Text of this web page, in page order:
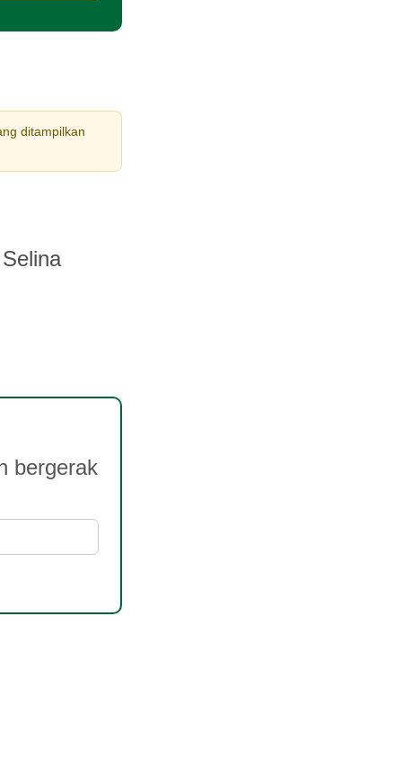
ditampilkan
bergerak